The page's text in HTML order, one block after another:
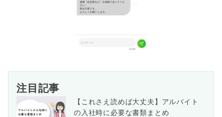
注目記事
【これさえ読めば大丈夫】アルバイト
の入社時に必要な書類まとめ